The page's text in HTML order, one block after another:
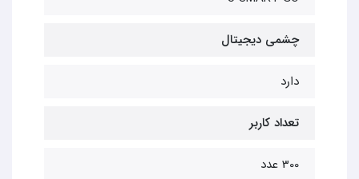
چشمی دیجیتال
دارد
تعداد کاربر
300 عدد